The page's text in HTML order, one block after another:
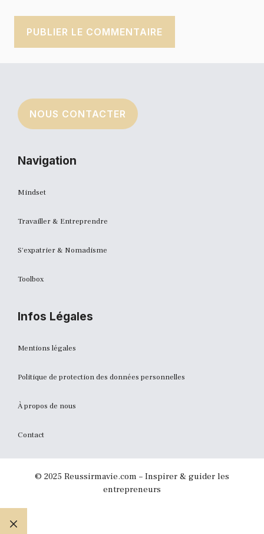
NOUS CONTACTER
Navigation
Mindset
Travailler & Entreprendre
S'expatrier & Nomadisme
Toolbox
Infos Légales
Mentions légales
Politique de protection des données personnelles
À propos de nous
Contact
© 2025 Reussirmavie.com – Inspirer & guider les
entrepreneurs